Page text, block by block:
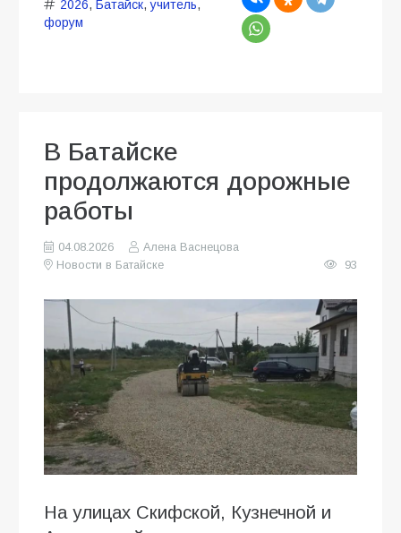
2026, Батайск,учитель,
форум
В Батайске
продолжаются дорожные
работы
04.08.2026
Алена Васнецова
Новости в Батайске
93
На улицах Скифской, Кузнечной и